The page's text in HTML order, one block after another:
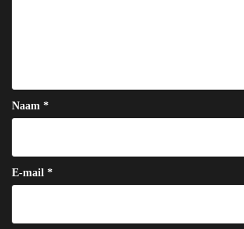
Naam *
E-mail *